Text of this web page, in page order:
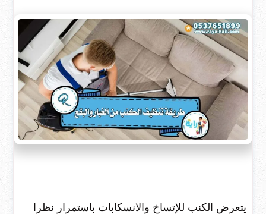
يتعرض الكنب للإتساخ والانسكابات باستمرار نظرا